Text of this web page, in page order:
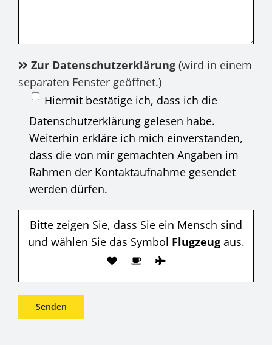
Zur Datenschutzerklärung(wird in einem
separaten Fenster geöffnet.)
Hiermit bestätige ich, dass ich die
Datenschutzerklärung gelesen habe.
Weiterhin erkläre ich mich einverstanden,
dass die von mir gemachten Angaben im
Rahmen der Kontaktaufnahme gesendet
werden dürfen.
Bitte zeigen Sie, dass Sie ein Mensch sind
und wählen Sie das Symbol Flugzeugaus.